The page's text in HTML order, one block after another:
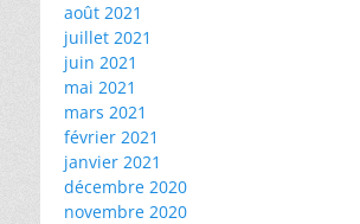
août 2021
juillet 2021
juin 2021
mai 2021
mars 2021
février 2021
janvier 2021
décembre 2020
novembre 2020